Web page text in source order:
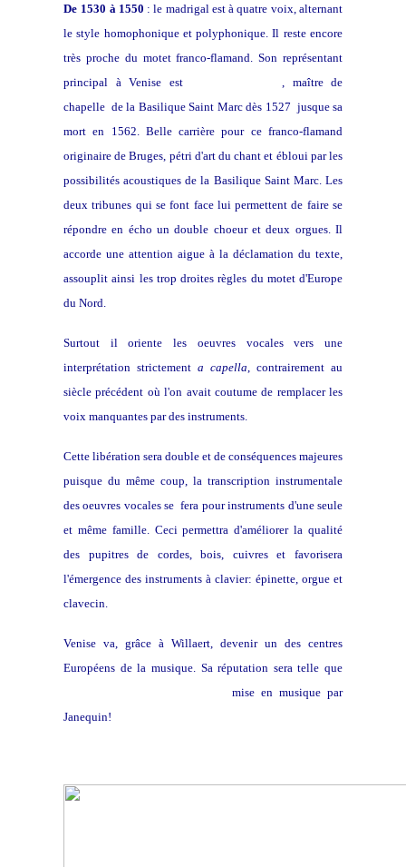
De 1530 à 1550 : le madrigal est à quatre voix, alternant
le style homophonique et polyphonique. Il reste encore
très proche du motet franco-flamand. Son représentant
principal à Venise est
, maître de
chapelle de la Basilique Saint Marc dès 1527 jusque sa
mort en 1562. Belle carrière pour ce franco-flamand
originaire de Bruges, pétri d'art du chant et ébloui par les
possibilités acoustiques de la Basilique Saint Marc. Les
deux tribunes qui se font face lui permettent de faire se
répondre en écho un double choeur et deux orgues. Il
accorde une attention aigue à la déclamation du texte,
assouplit ainsi les trop droites règles du motet d'Europe
du Nord.
Surtout il oriente les oeuvres vocales vers une
interprétation strictement a capella , contrairement au
siècle précédent où l'on avait coutume de remplacer les
voix manquantes par des instruments.
Cette libération sera double et de conséquences majeures
puisque du même coup, la transcription instrumentale
des oeuvres vocales se fera pour instruments d'une seule
et même famille. Ceci permettra d'améliorer la qualité
des pupitres de cordes, bois, cuivres et favorisera
l'émergence des instruments à clavier: épinette, orgue et
clavecin.
Venise va, grâce à Willaert, devenir un des centres
Européens de la musique. Sa réputation sera telle que
mise en musique par
Janequin!